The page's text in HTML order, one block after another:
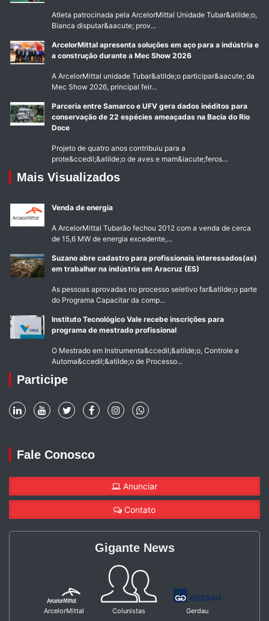
Atleta patrocinada pela ArcelorMittal Unidade Tubar&atilde;o,
Bianca disputar&aacute; prov...
ArcelorMittal apresenta soluções em aço para a indústria e
a construção durante a Mec Show 2026
A ArcelorMittal unidade Tubar&atilde;o participar&aacute; da
Mec Show 2026, principal feir...
Parceria entre Samarco e UFV gera dados inéditos para
conservação de 22 espécies ameaçadas na Bacia do Rio
Doce
Projeto de quatro anos contribuiu para a
prote&ccedil;&atilde;o de aves e mam&iacute;feros...
Mais Visualizados
Venda de energia
A ArcelorMittal Tubarão fechou 2012 com a venda de cerca
de 15,6 MW de energia excedente,...
Suzano abre cadastro para profissionais interessados(as)
em trabalhar na indústria em Aracruz (ES)
As pessoas aprovadas no processo seletivo far&atilde;o parte
do Programa Capacitar da comp...
Instituto Tecnológico Vale recebe inscrições para
programa de mestrado profissional
O Mestrado em Instrumenta&ccedil;&atilde;o, Controle e
Automa&ccedil;&atilde;o de Processo...
Participe
Fale Conosco
Anunciar
Contato
Gigante News
ArcelorMittal Colunistas Gerdau